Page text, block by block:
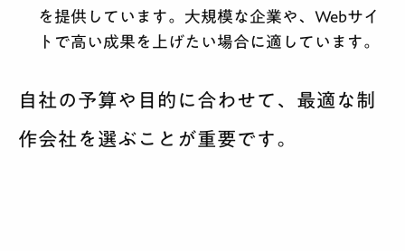
を提供しています。大規模な企業や、Webサイ
トで高い成果を上げたい場合に適しています。
自社の予算や目的に合わせて、最適な制
作会社を選ぶことが重要です。